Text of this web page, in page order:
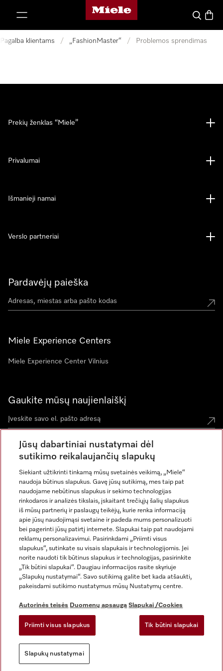
"Miele" pradžios tinklalapis
Paieška
Pagalba klientams / „FashionMaster“ / Problemos sprendimas
Pardavėjų paieška
Miele Experience Centers
Miele Experience Center Vilnius
Gaukite mūsų naujienlaiškį
Prekių ženklas “Miele”
Privalumai
Išmanieji namai
Verslo partneriai
Rekvizitai
Bendrosios sąlygos ir nuostatos
Duomenų apsauga
Naudojimo sąlygos
Miele prieinamumo pareiškimas
Skaitmeninių paslaugų aktas
Slapukų nustatymai
Jūsų dabartiniai nustatymai dėl
sutikimo reikalaujančių slapukų
Siekiant užtikrinti tinkamą mūsų svetainės veikimą, „Miele“
naudoja būtinus slapukus. Gavę jūsų sutikimą, mes taip pat
naudojame nebūtinus slapukus ir sekimo technologijas
rinkodaros ir analizės tikslais, įskaitant trečiųjų šalių slapukus
iš mūsų partnerių ir paslaugų teikėjų, kurie renka informaciją
apie jūsų naudojimąsi svetaine ir padeda mums personalizuoti
bei pagerinti jūsų patirtį internete. Slapukai taip pat naudojami
reklamų personalizavimui. Pasirinkdami „Priimti visus
slapukus“, sutinkate su visais slapukais ir technologijomis. Jei
norite naudoti tik būtinus slapukus ir technologijas, pasirinkite
„Tik būtini slapukai“. Daugiau informacijos rasite skyriuje
„Slapukų nustatymai“. Savo sutikimą galite bet kada atšaukti,
pakeisdami sutikimo nustatymus mūsų Nustatymų centre.
Autorinės teisės Duomenų apsauga Slapukai /Cookies
Priimti visus slapukus Tik būtini slapukai
Slapukų nustatymai